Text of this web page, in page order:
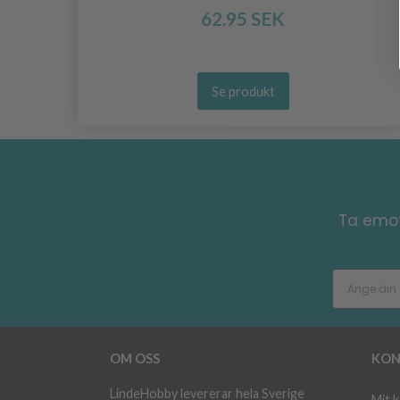
62.95 SEK
Se produkt
Ta
OM OSS
LindeHobby levererar hela Sverige